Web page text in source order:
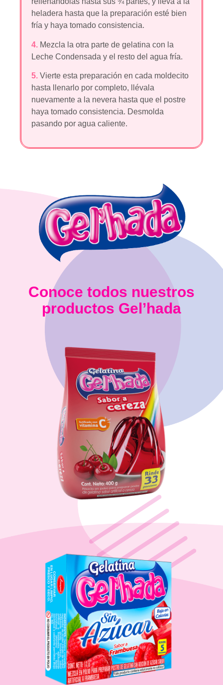
heladera hasta que la preparación esté bien
fría y haya tomado consistencia.
4. Mezcla la otra parte de gelatina con la
Leche Condensada y el resto del agua fría.
5. Vierte esta preparación en cada moldecito
hasta llenarlo por completo, llévala
nuevamente a la nevera hasta que el postre
haya tomado consistencia. Desmolda
pasando por agua caliente.
Conoce todos nuestros
productos Gel’hada